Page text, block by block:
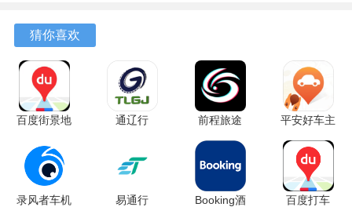
猜你喜欢
百度街景地
官方版
通辽行
版
前程旅途
1.3.6 安卓
平安好车主
6.02.1 安卓
版
录风者车机
易通行
Booking酒
百度打车